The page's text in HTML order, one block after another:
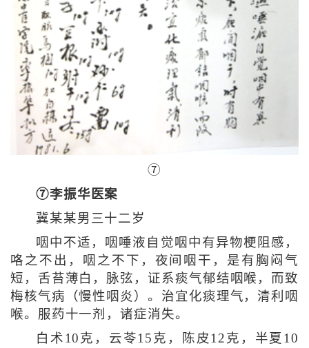
⑦
⑦李振华医案
冀某某男三十二岁
咽中不适，咽唾液自觉咽中有异物梗阻感，
咯之不出，咽之不下，夜间咽干，是有胸闷气
短，舌苔薄白，脉弦，证系痰气郁结咽喉，而致
梅核气病（慢性咽炎）。治宜化痰理气，清利咽
喉。服药十一剂，诸症消失。
白术10克，云苓15克，陈皮12克，半夏10